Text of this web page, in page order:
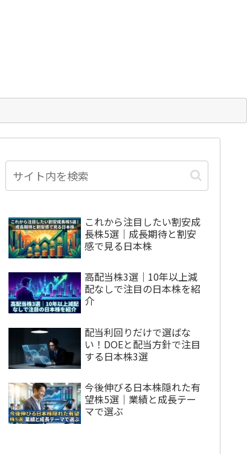
これから注目したい割安成
長株5選｜成長期待と割安
感で見る日本株
高配当株3選｜10年以上減
配なしで注目の日本株を紹
介
配当利回りだけで選ばな
い！DOEと配当方針で注目
する日本株3選
今後伸びる日本株隠れた有
望株5選｜業績と成長テー
マで選ぶ